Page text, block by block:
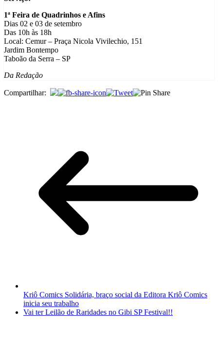
1ª Feira de Quadrinhos e Afins
Dias 02 e 03 de setembro
Das 10h às 18h
Local: Cemur – Praça Nicola Vivilechio, 151
Jardim Bontempo
Taboão da Serra – SP
Da Redação
Compartilhar:
Kriô Comics Solidária, braço social da Editora Kriô Comics
inicia seu trabalho
Vai ter Leilão de Raridades no Gibi SP Festival!!